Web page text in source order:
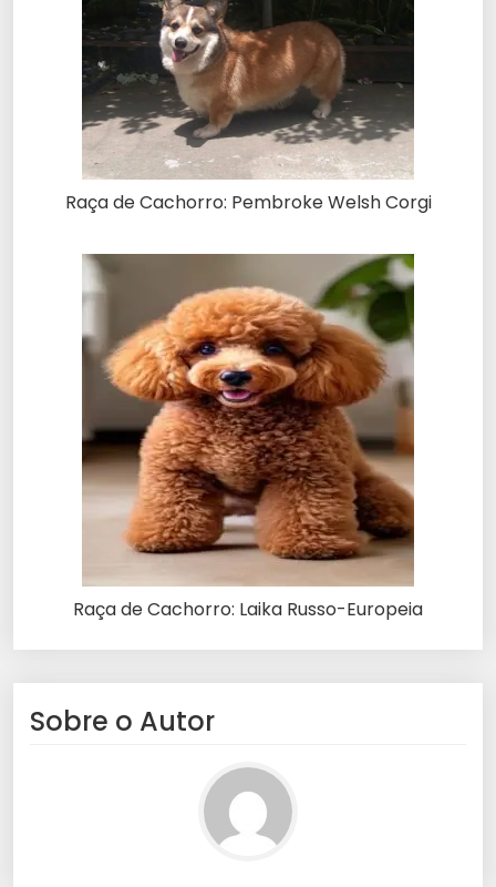
Raça de Cachorro: Pembroke Welsh Corgi
Raça de Cachorro: Laika Russo-Europeia
Sobre o Autor